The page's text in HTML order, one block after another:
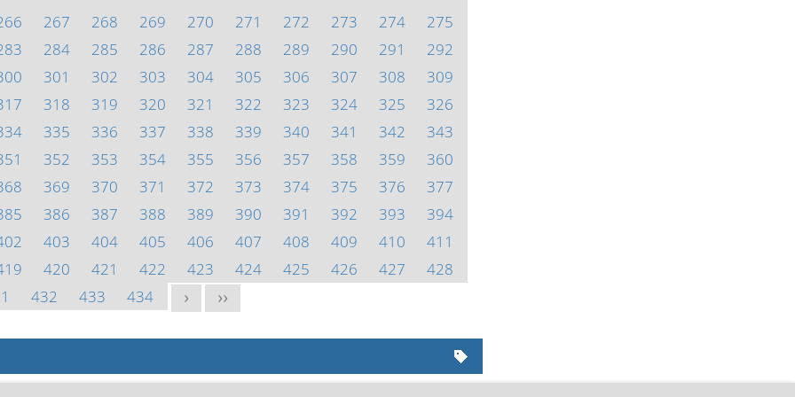
267 268 269 270 271 272 273 274
275
284 285 286 287 288 289 290 291
292
301 302 303 304 305 306 307 308
309
318 319 320 321 322 323 324 325
326
335 336 337 338 339 340 341 342
343
352 353 354 355 356 357 358 359
360
369 370 371 372 373 374 375 376
377
386 387 388 389 390 391 392 393
394
403 404 405 406 407 408 409 410
411
420 421 422 423 424 425 426 427
428
432 433 434 > >>